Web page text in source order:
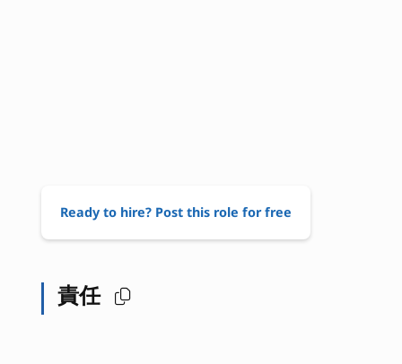
Ready to hire? Post this role for free
責任